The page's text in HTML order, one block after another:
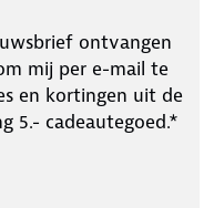
ontvangen
mij per e-mail te
en kortingen uit de
5.- cadeautegoed.*